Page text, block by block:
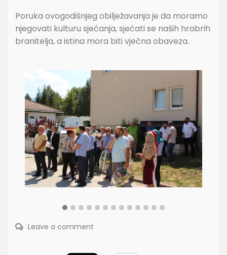
Poruka ovogodišnjeg obilježavanja je da moramo
njegovati kulturu sjećanja, sjećati se naših hrabrih
branitelja, a istina mora biti vječna obaveza.
Leave a comment